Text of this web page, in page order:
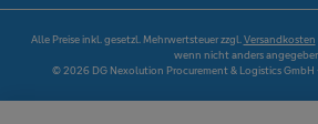
Alle Preise inkl. gesetzl. Mehrwertsteuer zzgl.Versandkosten
wenn nicht anders
© 2026 DG Nexolution Procurement & Logistics